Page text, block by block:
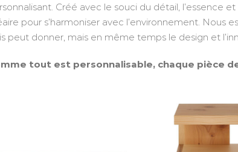
Créé avec le souci du détail, l’essence
pour s’harmoniser avec l’environnement. Nous
peut donner, mais en même temps le design et
tout est personnalisable, chaque pièce